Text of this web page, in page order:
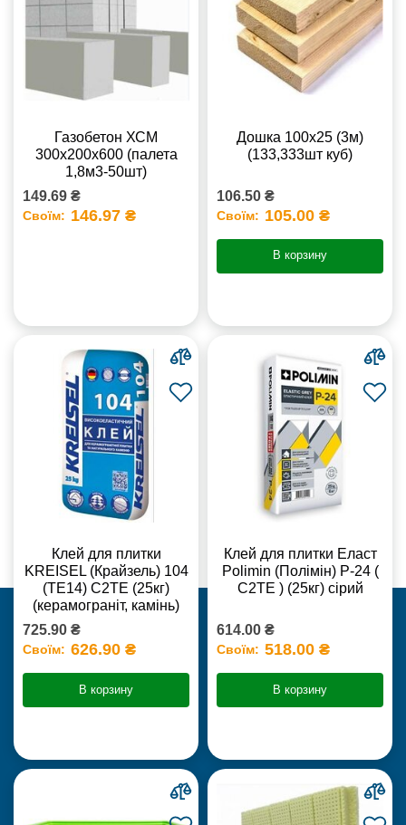
Газобетон ХСМ
300x200x600 (палета
1,8м3-50шт)
149.69 ₴
Своїм: 146.97 ₴
Дошка 100х25 (3м)
(133,333шт куб)
106.50 ₴
Своїм: 105.00 ₴
В корзину
Клей для плитки
KREISEL (Крайзель) 104
(ТЕ14) С2TE (25кг)
(керамограніт, камінь)
725.90 ₴
Своїм: 626.90 ₴
В корзину
Клей для плитки Еласт
Polimin (Полімін) Р-24 (
С2ТЕ ) (25кг) сірий
614.00 ₴
Своїм: 518.00 ₴
В корзину